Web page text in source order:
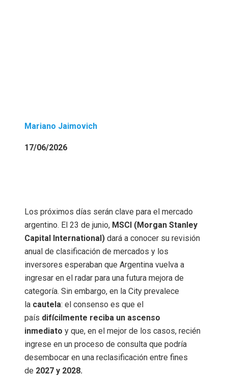
Mariano Jaimovich
17/06/2026
Los próximos días serán clave para el mercado
argentino. El 23 de junio, MSCI (Morgan Stanley
Capital International) dará a conocer su revisión
anual de clasificación de mercados y los
inversores esperaban que Argentina vuelva a
ingresar en el radar para una futura mejora de
categoría. Sin embargo, en la City prevalece
la cautela: el consenso es que el
país difícilmente reciba un ascenso
inmediato y que, en el mejor de los casos, recién
ingrese en un proceso de consulta que podría
desembocar en una reclasificación entre fines
de 2027 y 2028.